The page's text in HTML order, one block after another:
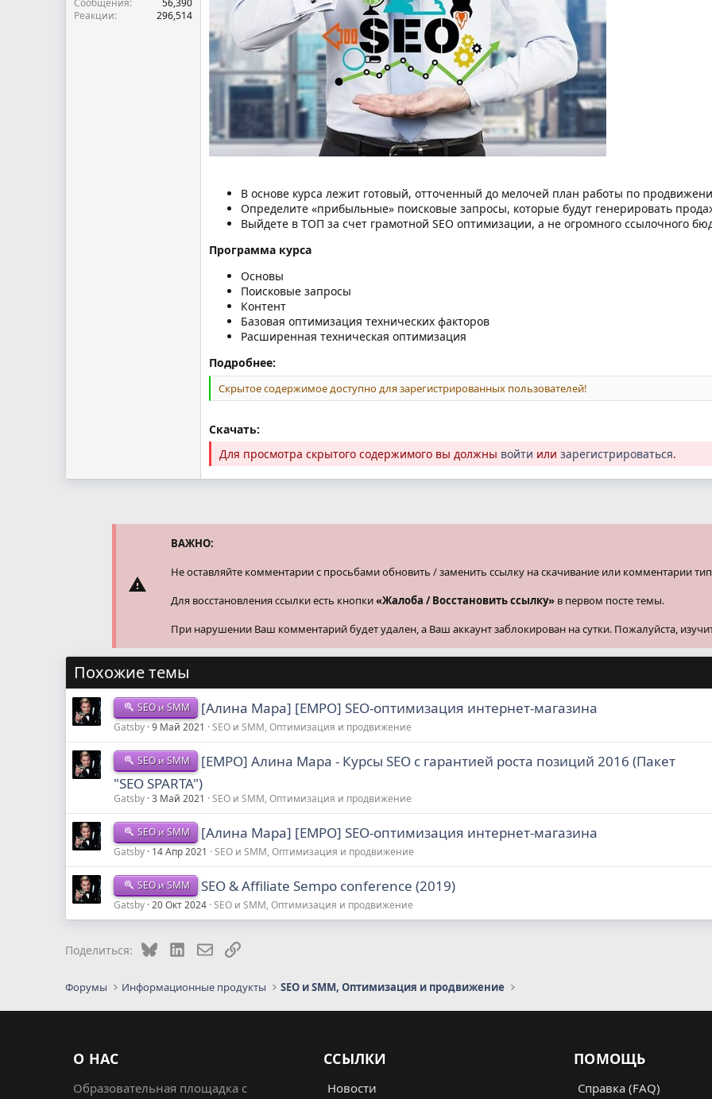
Реакции
296,514
В основе курса лежит готовый, отточенный до мелочей план работы по
Определите «прибыльные» поисковые запросы, которые будут генерировать
Выйдете в ТОП за счет грамотной SEO оптимизации, а не огромного ссылочного
Программа курса
Основы
Поисковые запросы
Контент
Базовая оптимизация технических факторов
Расширенная техническая оптимизация
Подробнее:
Скрытое содержимое доступно для зарегистрированных пользователей!
Скачать:
Для просмотра скрытого содержимого вы должны войти или зарегистрироваться.
ВАЖНО:
Не оставляйте комментарии с просьбами обновить / заменить ссылку на скачивание или комментарии
Для восстановления ссылки есть кнопки«Жалоба / Восстановить ссылку» в первом посте темы.
При нарушении Ваш комментарий будет удален, а Ваш аккаунт заблокирован на сутки. Пожалуйста,
Похожие темы
SEO и SMM [Алина Мара] [EMPO] SEO-оптимизация интернет-магазина
Gatsby 9 Май 2021 SEO и SMM, Оптимизация и продвижение
SEO и SMM
[EMPO] Алина Мара - Курсы SEO с гарантией роста позиций 2016 (Пакет
"SEO SPARTA")
Gatsby 3 Май 2021 SEO и SMM, Оптимизация и продвижение
SEO и SMM [Алина Мара] [EMPO] SEO-оптимизация интернет-магазина
Gatsby 14 Апр 2021 SEO и SMM, Оптимизация и продвижение
SEO и SMM SEO & Affiliate Sempo conference (2019)
Gatsby 20 Окт 2024 SEO и SMM, Оптимизация и продвижение
Поделиться: BlueskyLinkedInЭлектронная почта
Ссылка
Форумы Информационные продукты SEO и SMM, Оптимизация и продвижение
О НАС
Образовательная площадка с
ССЫЛКИ
Новости
ПОМОЩЬ
Справка (FAQ)